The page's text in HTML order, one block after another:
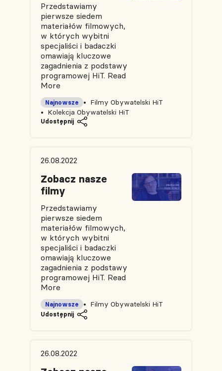
Przedstawiamy
pierwsze siedem
materiałów filmowych,
w których wybitni
specjaliści i badaczki
omawiają kluczowe
zagadnienia z podstawy
programowej HiT. Read
More
Filmy Obywatelski HiT
Najnowsze
Kolekcja Obywatelski HiT
Udostępnij
26.08.2022
Zobacz nasze
filmy
Przedstawiamy
pierwsze siedem
materiałów filmowych,
w których wybitni
specjaliści i badaczki
omawiają kluczowe
zagadnienia z podstawy
programowej HiT. Read
More
Filmy Obywatelski HiT
Najnowsze
Udostępnij
26.08.2022